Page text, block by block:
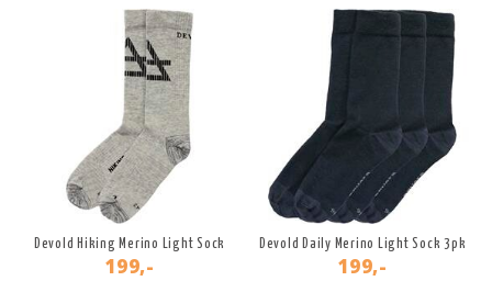
Devold Hiking Merino Light Sock
199,-
Devold Daily Merino Light Sock 3pk
199,-